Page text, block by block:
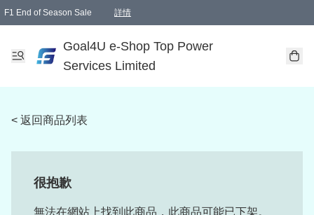
F1 End of Season Sale 詳情
Goal4U e-Shop Top Power
Services Limited
< 返回商品列表
很抱歉
無法在網站上找到此商品，此商品可能已下架。